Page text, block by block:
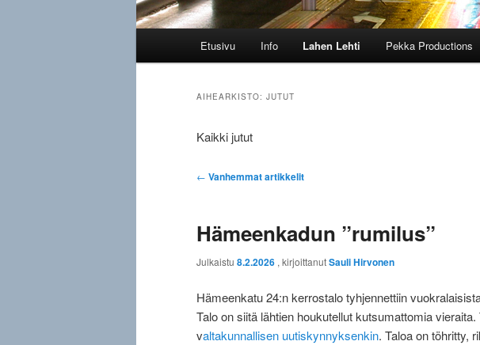
Etusivu Info Lahen Lehti Pekka Productions
AIHEARKISTO: JUTUT
Kaikki jutut
Artikkelien
← Vanhemmat artikkelit
Hämeenkadun ”rumilus”
Julkaistu 8.2.2026 , kirjoittanutSauli Hirvonen
Hämeenkatu 24:n kerrostalo tyhjennettiin
Talo on siitä lähtien houkutellut kutsumattomia
valtakunnallisen uutiskynnyksenkin. Taloa on töhritty,